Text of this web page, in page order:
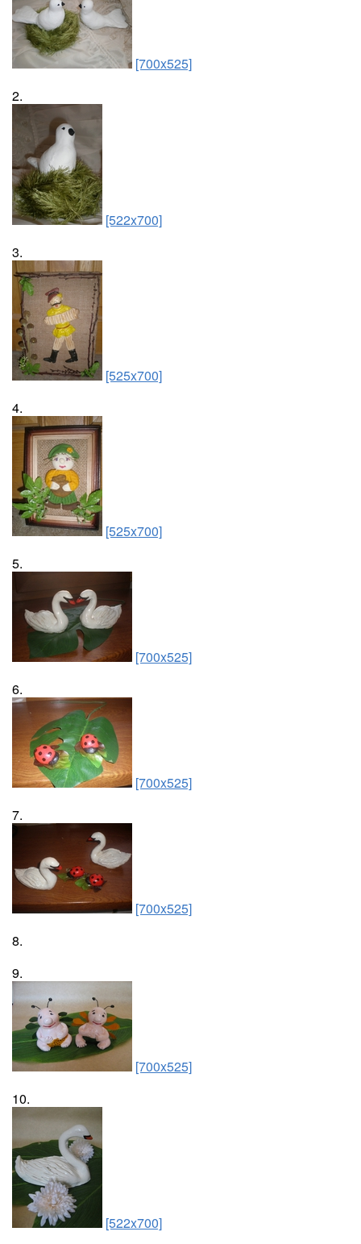
[700x525]
2.
[522x700]
3.
[525x700]
4.
[525x700]
5.
[700x525]
6.
[700x525]
7.
[700x525]
8.
9.
[700x525]
10.
[522x700]